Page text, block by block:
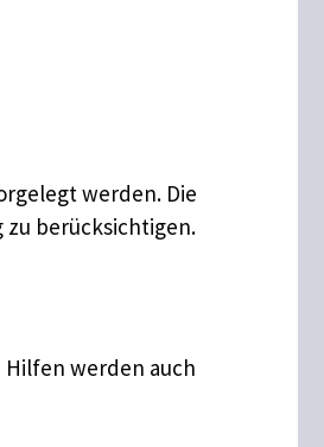
werden. Die
berücksichtigen.
werden auch